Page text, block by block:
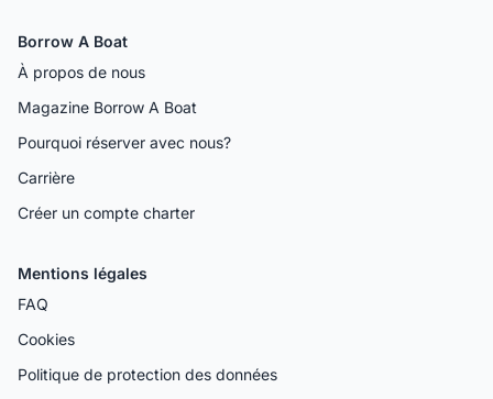
Borrow A Boat
À propos de nous
Magazine Borrow A Boat
Pourquoi réserver avec nous?
Carrière
Créer un compte charter
Mentions légales
FAQ
Cookies
Politique de protection des données